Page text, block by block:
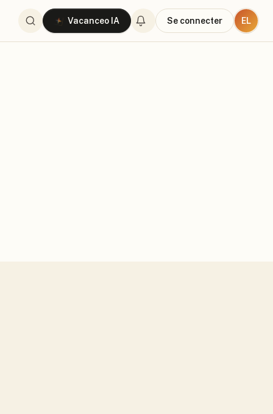
Vacanceo IA Se connecter EL